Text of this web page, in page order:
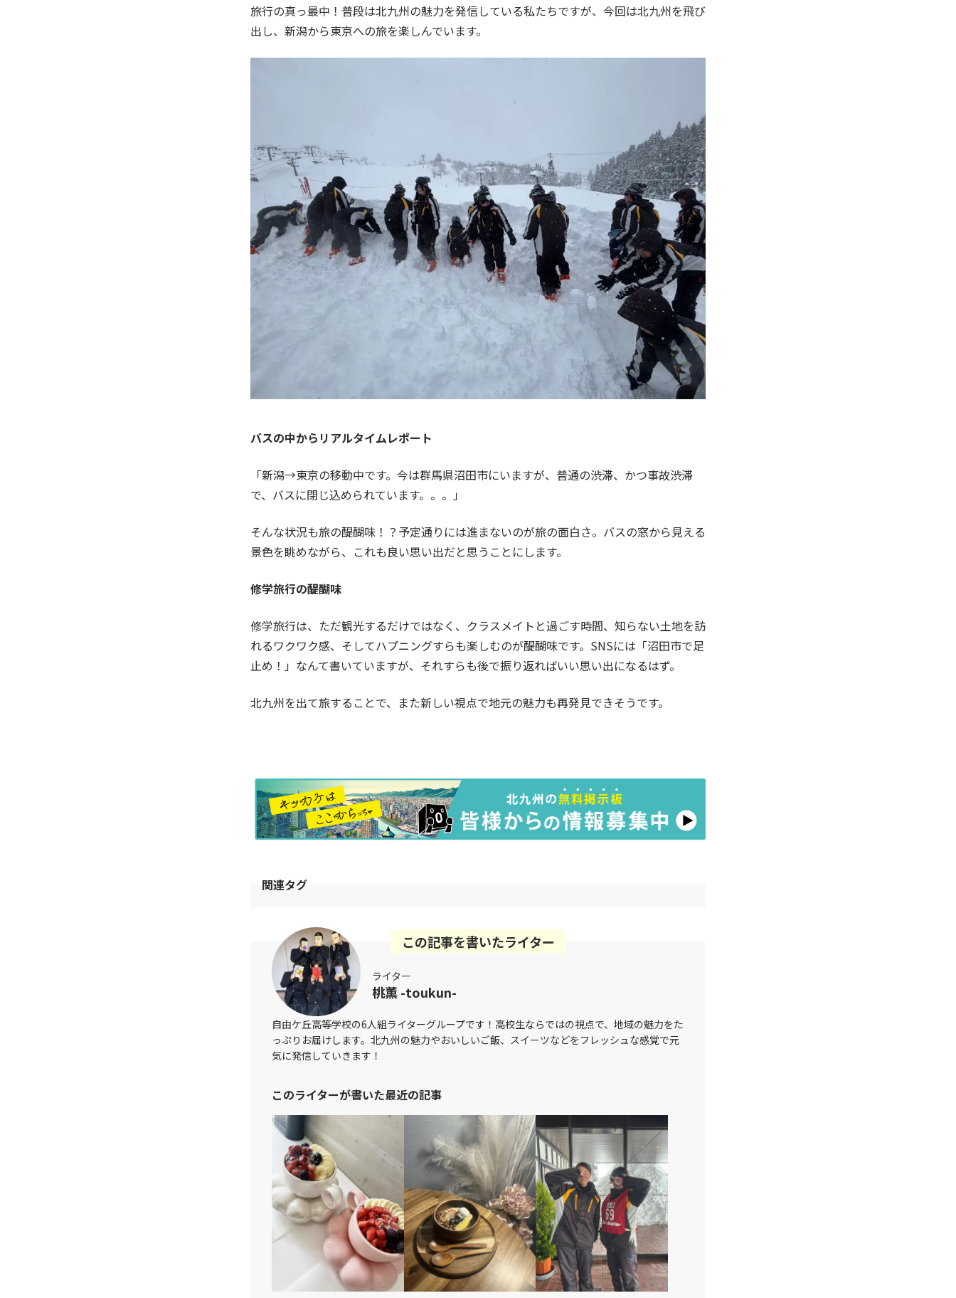
旅行の真っ最中！普段は北九州の魅力を発信している私たちですが、今回は北九州を飛び
出し、新潟から東京への旅を楽しんでいます。
バスの中からリアルタイムレポート
「新潟→東京の移動中です。今は群馬県沼田市にいますが、普通の渋滞、かつ事故渋滞
で、バスに閉じ込められています。。。」
そんな状況も旅の醍醐味！？予定通りには進まないのが旅の面白さ。バスの窓から見える
景色を眺めながら、これも良い思い出だと思うことにします。
修学旅行の醍醐味
修学旅行は、ただ観光するだけではなく、クラスメイトと過ごす時間、知らない土地を訪
れるワクワク感、そしてハプニングすらも楽しむのが醍醐味です。SNSには「沼田市で足
止め！」なんて書いていますが、それすらも後で振り返ればいい思い出になるはず。
北九州を出て旅することで、また新しい視点で地元の魅力も再発見できそうです。
関連タグ
この記事を書いたライター
ライター
桃薫 -toukun-
自由ケ丘高等学校の6人組ライターグループです！高校生ならではの視点で、地域の魅力をた
っぷりお届けします。北九州の魅力やおいしいご飯、スイーツなどをフレッシュな感覚で元
気に発信していきます！
このライターが書いた最近の記事